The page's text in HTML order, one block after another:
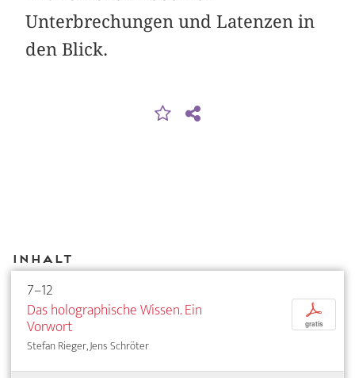
Unterbrechungen und Latenzen in
den Blick.
Inhalt
7–12
Das holographische Wissen. Ein
Vorwort
Stefan Rieger, Jens Schröter
p
gratis